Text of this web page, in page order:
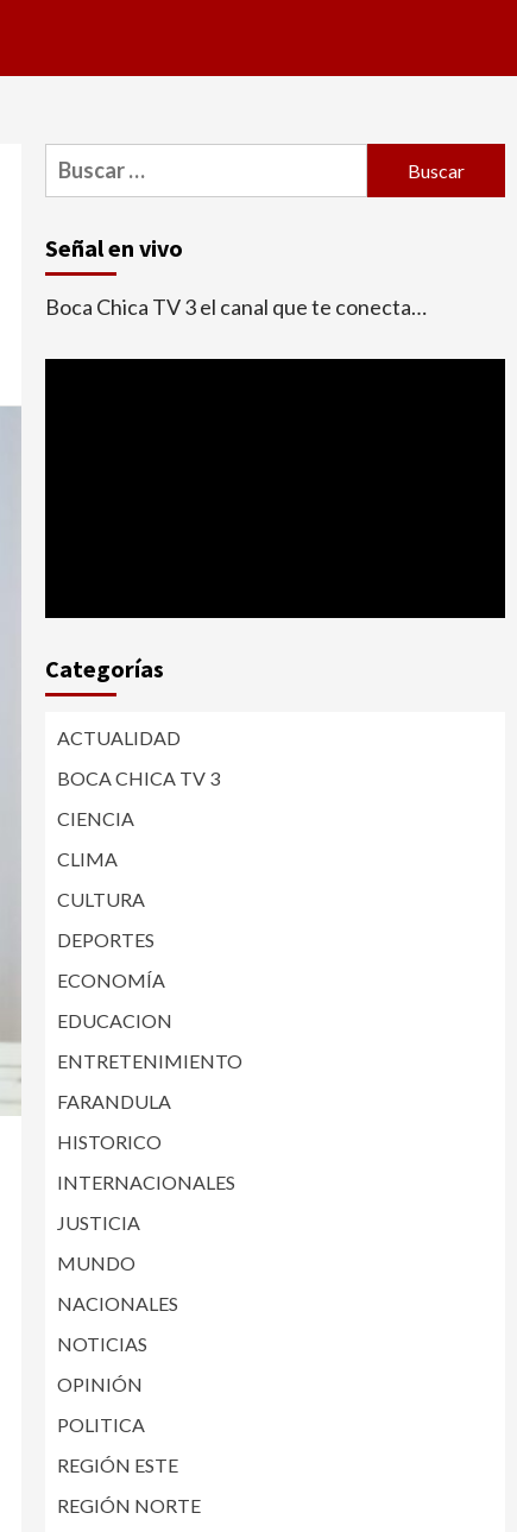
Buscar:
Señal en vivo
Boca Chica TV 3 el canal que te conecta…
Categorías
ACTUALIDAD
BOCA CHICA TV 3
CIENCIA
CLIMA
CULTURA
DEPORTES
ECONOMÍA
EDUCACION
ENTRETENIMIENTO
FARANDULA
HISTORICO
INTERNACIONALES
JUSTICIA
MUNDO
NACIONALES
NOTICIAS
OPINIÓN
POLITICA
REGIÓN ESTE
REGIÓN NORTE